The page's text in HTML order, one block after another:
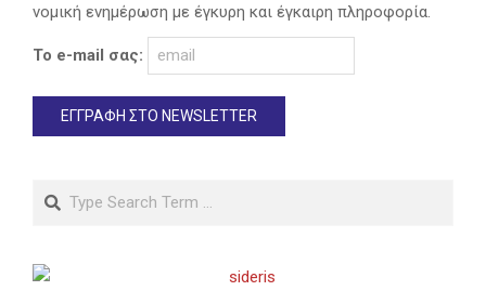
νομική ενημέρωση με έγκυρη και έγκαιρη πληροφορία.
Το e-mail σας:
Search